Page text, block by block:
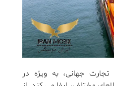
جهانی، به ویژه در